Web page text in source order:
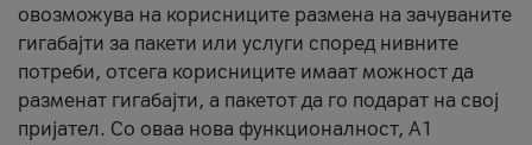
овозможува на корисниците размена на зачуваните
гигабајти за пакети или услуги според нивните
потреби, отсега корисниците имаат можност да
разменат гигабајти, а пакетот да го подарат на свој
пријател. Со оваа нова функционалност, А1